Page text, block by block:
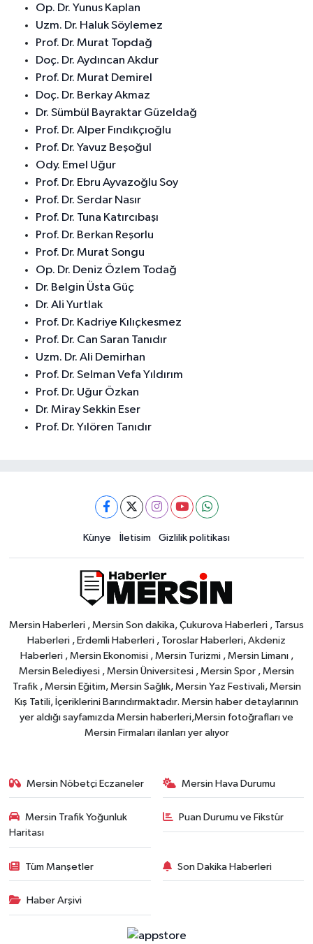
Op. Dr. Yunus Kaplan
Uzm. Dr. Haluk Söylemez
Prof. Dr. Murat Topdağ
Doç. Dr. Aydıncan Akdur
Prof. Dr. Murat Demirel
Doç. Dr. Berkay Akmaz
Dr. Sümbül Bayraktar Güzeldağ
Prof. Dr. Alper Fındıkçıoğlu
Prof. Dr. Yavuz Beşoğul
Ody. Emel Uğur
Prof. Dr. Ebru Ayvazoğlu Soy
Prof. Dr. Serdar Nasır
Prof. Dr. Tuna Katırcıbaşı
Prof. Dr. Berkan Reşorlu
Prof. Dr. Murat Songu
Op. Dr. Deniz Özlem Todağ
Dr. Belgin Üsta Güç
Dr. Ali Yurtlak
Prof. Dr. Kadriye Kılıçkesmez
Prof. Dr. Can Saran Tanıdır
Uzm. Dr. Ali Demirhan
Prof. Dr. Selman Vefa Yıldırım
Prof. Dr. Uğur Özkan
Dr. Miray Sekkin Eser
Prof. Dr. Yılören Tanıdır
Künye İletisim Gizlilik politikası
Mersin Haberleri , Mersin Son dakika, Çukurova Haberleri , Tarsus
Haberleri , Erdemli Haberleri , Toroslar Haberleri, Akdeniz
Haberleri , Mersin Ekonomisi , Mersin Turizmi , Mersin Limanı ,
Mersin Belediyesi , Mersin Üniversitesi , Mersin Spor , Mersin
Trafik , Mersin Eğitim, Mersin Sağlık, Mersin Yaz Festivali, Mersin
Kış Tatili, İçeriklerini Barındırmaktadır. Mersin haber detaylarının
yer aldığı sayfamızda Mersin haberleri,Mersin fotoğrafları ve
Mersin Firmaları ilanları yer alıyor
Mersin Nöbetçi Eczaneler Mersin Hava Durumu
Mersin Trafik Yoğunluk
Haritası
Puan Durumu ve Fikstür
Tüm Manşetler Son Dakika Haberleri
Haber Arşivi